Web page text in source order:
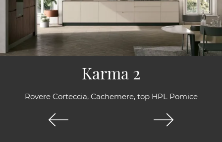
Rovere Corteccia, Cachemere, top HPL Pomice
Karma 2